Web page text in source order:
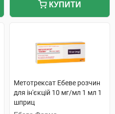
КУПИТИ
Метотрексат Ебеве розчин
для ін'єкцій 10 мг/мл 1 мл 1
шприц